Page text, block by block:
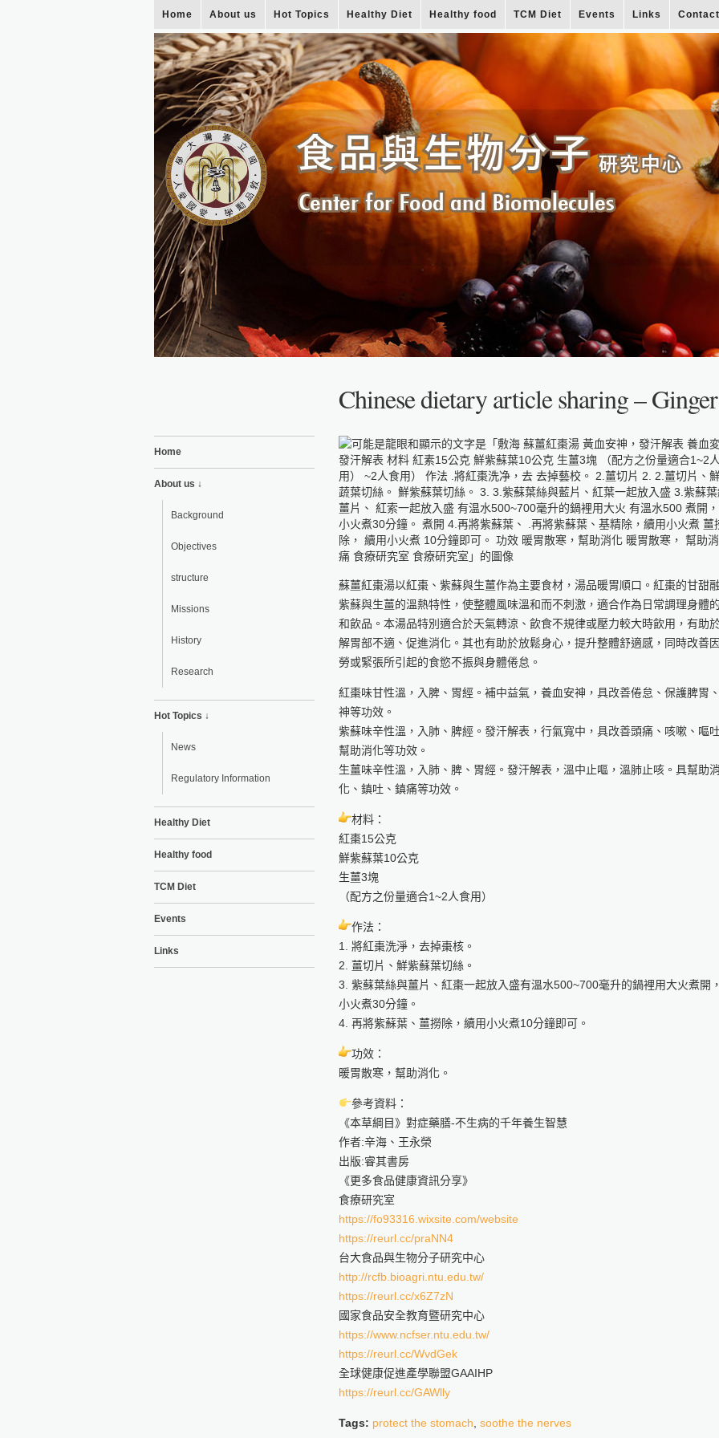
Home About us Hot Topics Healthy Diet Healthy food TCM Diet Events Links
Chinese dietary article sharing –
Home
About us ↓
Background
Objectives
structure
Missions
History
Research
Hot Topics ↓
News
Regulatory Information
Healthy Diet
Healthy food
TCM Diet
Events
Links
蘇薑紅棗湯以紅棗、紫蘇與生薑作為主要食材，湯品暖胃順口。紅棗的甘甜
紫蘇與生薑的溫熱特性，使整體風味溫和而不刺激，適合作為日常調理身體
和飲品。本湯品特別適合於天氣轉涼、飲食不規律或壓力較大時飲用，有助
解胃部不適、促進消化。其也有助於放鬆身心，提升整體舒適感，同時改善
勞或緊張所引起的食慾不振與身體倦怠。
紅棗味甘性溫，入脾、胃經。補中益氣，養血安神，具改善倦怠、保護脾胃
神等功效。
紫蘇味辛性溫，入肺、脾經。發汗解表，行氣寬中，具改善頭痛、咳嗽、嘔吐
幫助消化等功效。
生薑味辛性溫，入肺、脾、胃經。發汗解表，溫中止嘔，溫肺止咳。具幫助消
化、鎮吐、鎮痛等功效。
材料：
紅棗15公克
鮮紫蘇葉10公克
生薑3塊
（配方之份量適合1~2人食用）
作法：
1. 將紅棗洗淨，去掉棗核。
2. 薑切片、鮮紫蘇葉切絲。
3. 紫蘇葉絲與薑片、紅棗一起放入盛有溫水500~700毫升的鍋裡用大火煮開
小火煮30分鐘。
4. 再將紫蘇葉、薑撈除，續用小火煮10分鐘即可。
功效：
暖胃散寒，幫助消化。
參考資料：
《本草綱目》對症藥膳-不生病的千年養生智慧
作者:辛海、王永榮
出版:睿其書房
《更多食品健康資訊分享》
食療研究室
https://fo93316.wixsite.com/website
https://reurl.cc/praNN4
台大食品與生物分子研究中心
http://rcfb.bioagri.ntu.edu.tw/
https://reurl.cc/x6Z7zN
國家食品安全教育暨研究中心
https://www.ncfser.ntu.edu.tw/
https://reurl.cc/WvdGek
全球健康促進產學聯盟GAAIHP
https://reurl.cc/GAWlly
Tags: protect the stomach soothe the nerves